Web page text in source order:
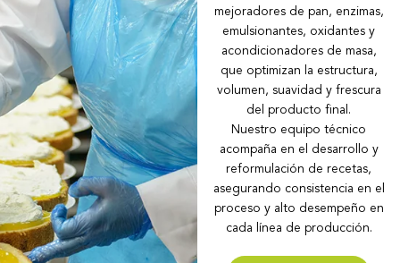
mejoradores de pan, enzimas,
emulsionantes, oxidantes y
acondicionadores de masa,
que optimizan la estructura,
volumen, suavidad y frescura
del producto final.
Nuestro equipo técnico
acompaña en el desarrollo y
reformulación de recetas,
asegurando consistencia en el
proceso y alto desempeño en
cada línea de producción.